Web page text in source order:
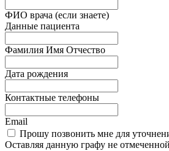
ФИО врача (если знаете)
Данные пациента
Фамилия Имя Отчество
Дата рождения
Контактные телефоны
Email
Прошу позвонить мне для
Оставляя данную графу не